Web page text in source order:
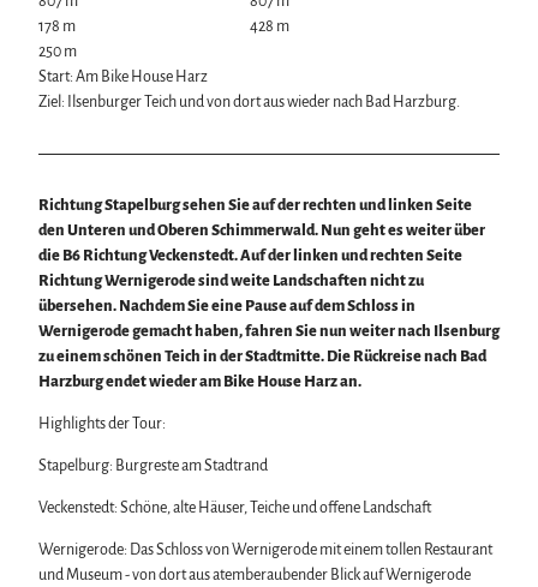
Wintersport
Bäder, Thermen & Saunen
Regionalmarke Typisch Harz
Urlaub mit Hund im Harz
Naturlandschaft Harz
Berauschend schöne Wildnis
Der Brocken im Harz
Nationalpark Harz
Geopark Harz
Naturparke im Harz
Biosphärenreservat Karstlandschaft Südharz
Das grüne Band
Initiative "Der Wald ruft"
Veranstaltungen
Veranstaltungskalender
Harzer KulturWinter
Harzer Klostersommer
Silvester
Walpurgis
Osterfeuer
Stadt- & Sonderführungen im Harz
Service
Wir für unsere Gäste
Kontakt
Online-Shop
Newsletter-Anmeldung
Harzer Tourismusverband
178 m
428 m
250 m
Start: Am Bike House Harz
Ziel: Ilsenburger Teich und von dort aus wieder nach Bad Harzburg.
Richtung Stapelburg sehen Sie auf der rechten und linken Seite
den Unteren und Oberen Schimmerwald. Nun geht es weiter über
die B6 Richtung Veckenstedt. Auf der linken und rechten Seite
Richtung Wernigerode sind weite Landschaften nicht zu
übersehen. Nachdem Sie eine Pause auf dem Schloss in
Wernigerode gemacht haben, fahren Sie nun weiter nach Ilsenburg
zu einem schönen Teich in der Stadtmitte. Die Rückreise nach Bad
Harzburg endet wieder am Bike House Harz an.
Highlights der Tour:
Stapelburg: Burgreste am Stadtrand
Veckenstedt: Schöne, alte Häuser, Teiche und offene Landschaft
Wernigerode: Das Schloss von Wernigerode mit einem tollen Restaurant
und Museum - von dort aus atemberaubender Blick auf Wernigerode